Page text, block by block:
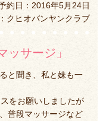
約日：2016年5月24日
クヒオバンヤンクラブ
ッサージ」
と聞き、私と妹も一
をお願いしましたが
普段マッサージなど